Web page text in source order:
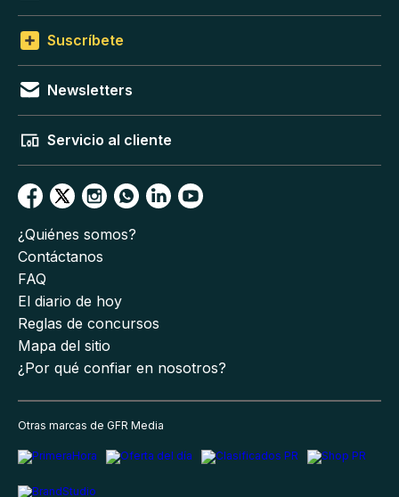
Suscríbete
Newsletters
Servicio al cliente
¿Quiénes somos?
Contáctanos
FAQ
El diario de hoy
Reglas de concursos
Mapa del sitio
¿Por qué confiar en nosotros?
Otras marcas de GFR Media